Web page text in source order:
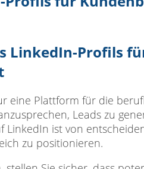
LinkedIn-Profils
eine Plattform für die
Leads zu
LinkedIn ist von
zu positionieren.